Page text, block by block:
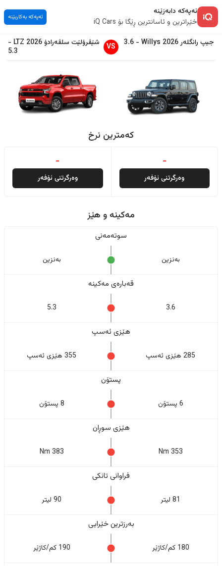
ئەپەکە دابەزێنە
خێراترین و ئاسانترین ڕێگا بۆ iQ Cars
ئەپەکە بەکاربێنە
جیپ رانگلەر2026
Willys
-
3.6
VS شێڤرۆلێت سلڤەرادۆ2026
LTZ
-
5.3
کەمترین نرخ
-
وەرگرتنی ئۆفەر
-
وەرگرتنی ئۆفەر
مەکینە و هێز
سوتەمەنی
بەنزین بەنزین
قەبارەی مەکینە
3.6
5.3
هێزی ئەسپ
285 هێزی ئەسپ 355 هێزی ئەسپ
پستۆن
6 پستۆن 8 پستۆن
هێزی سوڕان
353 Nm
383 Nm
فراوانی تانکی
81 لیتر 90 لیتر
بەرزترین خێرایی
180 کم/کاژێر 190 کم/کاژێر